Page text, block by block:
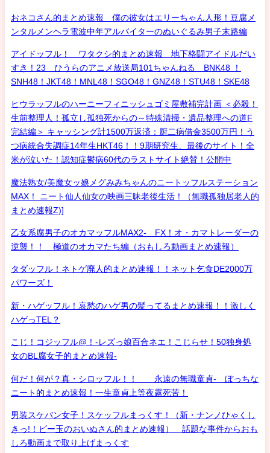
おネコさん的まとめ速報 僕の彼女はエリーちゃん人形！豆腐メ
ンタルメンヘラ電波中年アルバイターのぬいぐるみ男子末路編
アイドッフル！ ワタクシ的まとめ速報 地下格闘アイドルだい
すき！23 ひうらのアニメ放送局101ちゃんねる BNK48 ！
SNH48！JKT48！MNL48！SGO48！GNZ48！STU48！SKE48
ヒウラッフルのハーニーフィニッシュゴミ屋敷補完計画 ＜必殺！
生前整理人！孤立し孤独死からの～特殊清掃・遺品整理への道F
完結編＞ キャッシング計1500万返済：厨二病借金3500万円！う
つ病統合失調症14年生HKT46！！9期研究生、最後のサイト！全
米が泣いた！認知症鬱病60代のラストサイト絶賛！公開中
魔法熟女/美魔女ッ娘メグみみちゃんのニートッフルステーション
MAX！ ニート仙人仙女の映画三昧老後生活！（無職孤独居老人的
まとめ速報Z)]
乙女系腐男子のオカマッフルMAX2- FX！オ・カマトレーダーの
逆襲！！ 極道のオカマたち編（おもしろ動画まとめ速報）
タダッフル！ネトゲ廃人的まとめ速報！！ネット乞食DE2000万
パワーズ！
新・ハゲッフル！哀愁のハゲ男の髪ってるまとめ速報！！激しく
ハゲっTEL？
こじ！コジッフル@！-レズっ娘百合ネエ！こじらせ！50独身処
女のBL腐女子的まとめ速報-
何だ！何が？真・シロッフル！！ 永遠の無職童貞- ぼっちな
ニート的まとめ速報！一生童貞上等夜露死苦！
男装スケバン女子！スケッフルまっくす！（新・ナンノひゃくし
きっ!！ビー玉のおいぬさん的まとめ速報） 話題な事件からおも
しろ動画まで取り上げまっくす